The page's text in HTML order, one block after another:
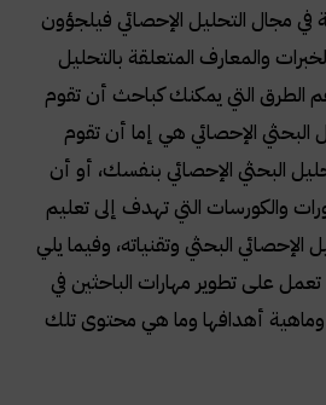
في مجال التحليل الإحصائي فيلجؤون
والمعارف المتعلقة بالتحليل
الطرق التي يمكنك كباحث أن تقوم
البحثي الإحصائي هي إما أن تقوم
البحثي الإحصائي بنفسك، أو أن
والكورسات التي تهدف إلى تعليم
الإحصائي البحثي وتقنياته، وفيما يلي
تعمل على تطوير مهارات الباحثين في
وماهية أهدافها وما هي محتوى تلك